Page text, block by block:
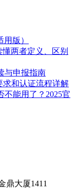
版）
两者定义、区别
与申报指南
求和认证流程详解
不能用了？2025官
鼎大厦1411